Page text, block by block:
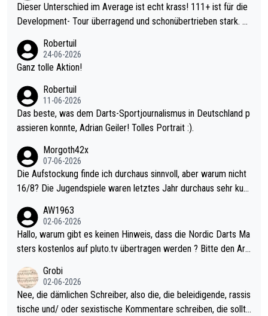
Dieser Unterschied im Average ist echt krass! 111+ ist für die
Development- Tour überragend und schonübertrieben stark. U
mal 40+ erst recht. Da gewinnst keinen Blumentopf - ist ja noc
h krasser wie ein Pokalspiel eines Kreisligisten vs einem Bund
Robertuil
24-06-2026
Ganz tolle Aktion!
Robertuil
11-06-2026
Das beste, was dem Darts-Sportjournalismus in Deutschland p
assieren konnte, Adrian Geiler! Tolles Portrait :).
Morgoth42x
07-06-2026
Die Aufstockung finde ich durchaus sinnvoll, aber warum nicht
16/8? Die Jugendspiele waren letztes Jahr durchaus sehr kurz
Allerdings ist Mitchell Lawrie als Nummer 1 der Welt eh qualifi
ziert. Somit ändert die automatische Qualifikation des Weltmei
sters erstmal nichts. Ich denke sie wollen damit für nächstes J
ohl wenig WDF Turniere spielen. Dies war bei Archie Self letzt
es Jahr der Fall. Er musste als amtierender Weltmeister durch
den Qualifier und ich glaube kaum, dass Mitchel sich das (in Ve
AW1963
02-06-2026
Hallo, warum gibt es keinen Hinweis, dass die Nordic Darts Ma
sters kostenlos auf pluto.tv übertragen werden ? Bitte den Arti
Grobi
02-06-2026
Nee, die dämlichen Schreiber, also die, die beleidigende, rassis
tische und/ oder sexistische Kommentare schreiben, die sollte